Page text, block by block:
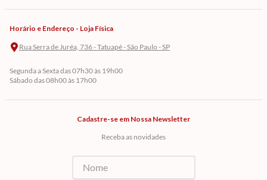
Horário e Endereço - Loja Física
Rua Serra de Juréa, 736 - Tatuapé - São Paulo - SP
Segunda a Sexta das 07h30 às 19h00
Sábado das 08h00 às 17h00
Cadastre-se em Nossa Newsletter
Receba as novidades